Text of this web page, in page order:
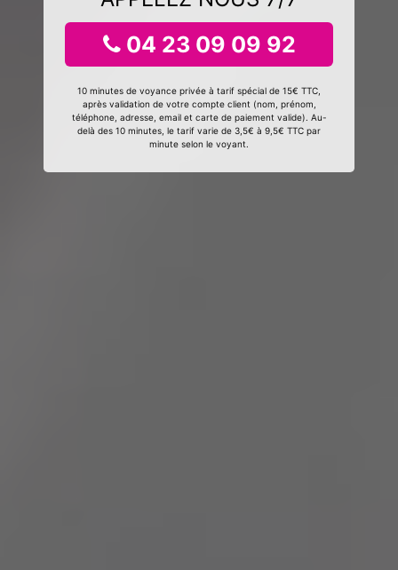
04 23 09 09 92
10 minutes de voyance privée à tarif spécial de 15€ TTC,
après validation de votre compte client (nom, prénom,
téléphone, adresse, email et carte de paiement valide). Au-
delà des 10 minutes, le tarif varie de 3,5€ à 9,5€ TTC par
minute selon le voyant.